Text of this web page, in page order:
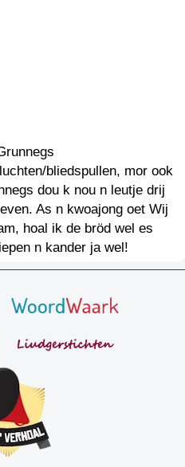
bliedspullen, mor ook
dou k nou n leutje drij
As n kwoajong oet Wij
hoal ik de bröd wel es
n kander ja wel!